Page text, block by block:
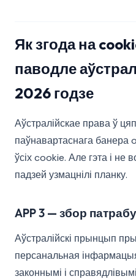
Як згода на
паводле
2026 годзе
Аўстралійскае права ў
паўнавартаснага банера
ўсіх cookie. Але гэта і не
падзей узмацнілі планку.
APP 3 — збор
Аўстралійскі прынцып
персанальная
законнымі і